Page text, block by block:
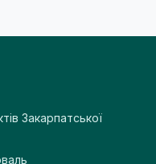
Закарпатської